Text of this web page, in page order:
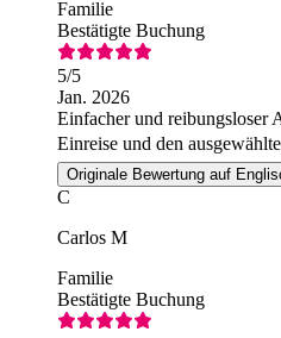
Familie
Bestätigte Buchung
5/5
Jan. 2026
Einfacher und reibungsloser
Einreise und den
Originale Bewertung auf
C
Carlos M
Familie
Bestätigte Buchung